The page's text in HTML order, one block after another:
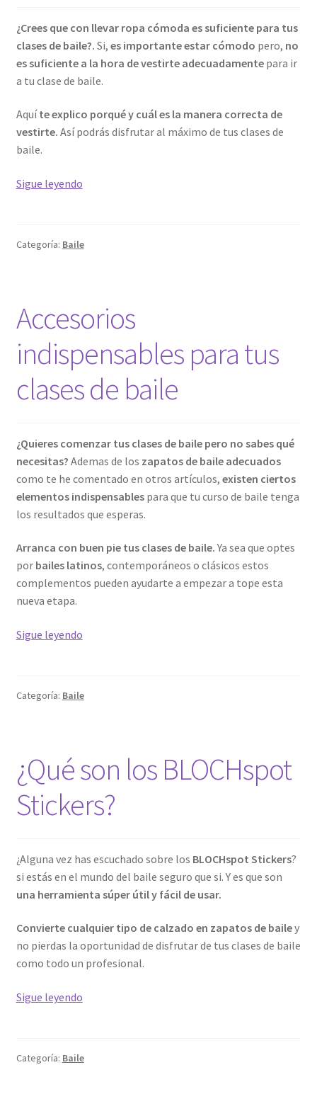
¿Crees que con llevar ropa cómoda es suficiente para tus
clases de baile?. Si, es importante estar cómodo pero, no
es suficiente a la hora de vestirte adecuadamentepara ir
a tu clase de baile.
Aquíte explico porqué y cuál es la manera correcta de
vestirte. Así podrás disfrutar al máximo de tus clases de
baile.
Sigue leyendoCuál
adecuada
clases
de
Categoría: Baile
Accesorios
indispensables para tus
clases de baile
¿Quieres comenzar tus clases de baile pero no sabes qué
necesitas? Ademas de los zapatos de baile adecuados
como te he comentado en otros artículos, existen ciertos
elementos indispensablespara que tu curso de baile tenga
los resultados que esperas.
Arranca con buen pie tus clases de baile.Ya sea que optes
porbailes latinos, contemporáneos o clásicos estos
complementos pueden ayudarte a empezara tope esta
nueva etapa.
Sigue leyendoAccesorios
clases
Categoría: Baile
¿Qué son los BLOCHspot
Stickers?
¿Alguna vez has escuchado sobre los BLOCHspot Stickers?
si estás en el mundo del baile seguro que si. Y es que son
una herramienta súper útil y fácil de usar.
Convierte cualquier tipo de calzado en zapatos de bailey
no pierdas la oportunidad de disfrutar de tus clases de baile
como todo un profesional.
Sigue leyendo¿Qué
Stickers?
Categoría: Baile